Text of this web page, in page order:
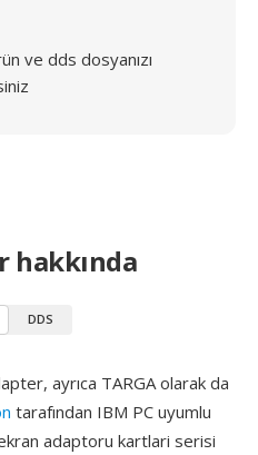
ve dds dosyanızı
hakkında
DDS
ayrıca TARGA olarak da
tarafından IBM PC uyumlu
adaptoru kartlari serisi